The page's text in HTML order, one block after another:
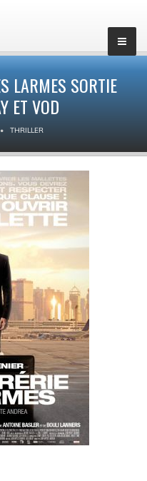
LARMES SORTIE
ET VOD
THRILLER